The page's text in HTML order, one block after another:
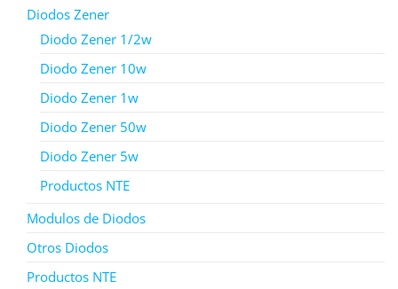
Diodos Zener
Diodo Zener 1/2w
Diodo Zener 10w
Diodo Zener 1w
Diodo Zener 50w
Diodo Zener 5w
Productos NTE
Modulos de Diodos
Otros Diodos
Productos NTE